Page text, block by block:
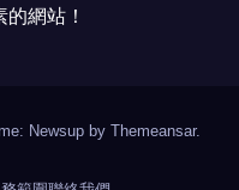
網站！
Newsup by Themeansar.